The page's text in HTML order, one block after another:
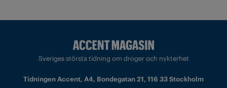
Sveriges största tidning om droger och nykterhet
Tidningen Accent, A4, Bondegatan 21, 116 33 Stockholm